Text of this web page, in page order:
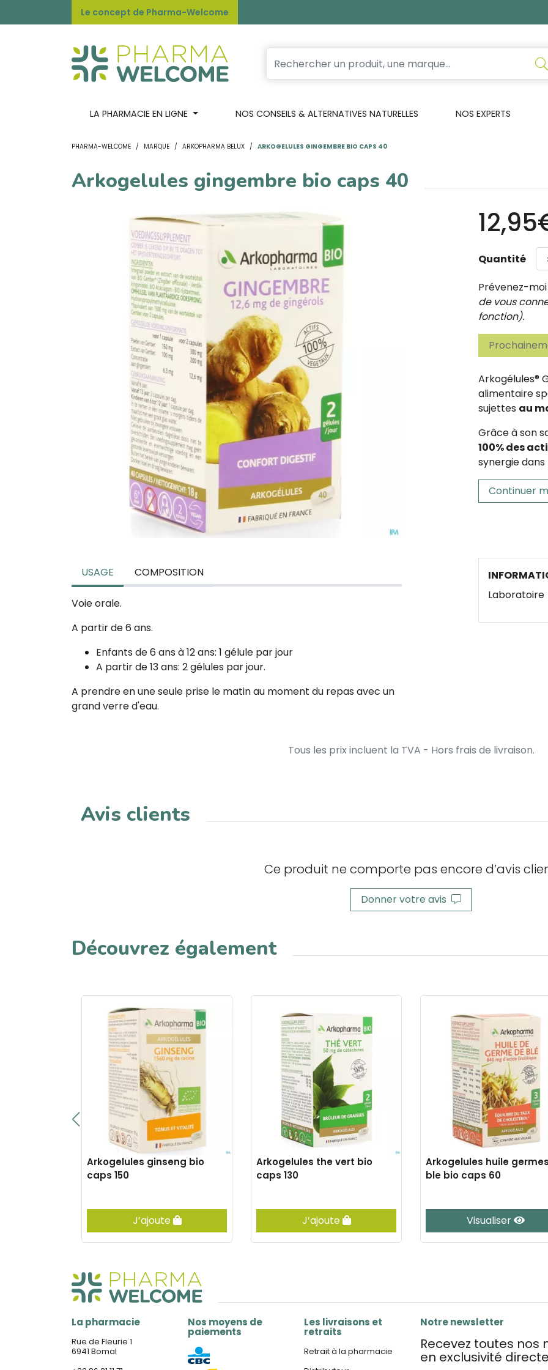
Le concept de Pharma-Welcome
LA PHARMACIE EN LIGNE NOS CONSEILS & ALTERNATIVES NATURELLES NOS EXPERTS
PHARMA-WELCOME MARQUE ARKOPHARMA BELUX ARKOGELULES GINGEMBRE BIO CAPS 40
Arkogelules gingembre bio caps 40
Quantité
Prévenez-
de vous
fonction).
Arkogélules®
alimentaire
sujettes au
Grâce à son
100% des
synergie
Continuer
USAGE COMPOSITION
Voie orale.
A partir de 6 ans.
Enfants de 6 ans à 12 ans: 1 gélule par jour
A partir de 13 ans: 2 gélules par jour.
A prendre en une seule prise le matin au moment du repas avec un
grand verre d'eau.
Laboratoire
Tous les prix incluent la TVA - Hors frais de livraison.
Avis clients
Ce produit ne comporte pas encore d’avis
Donner votre avis
Découvrez également
Arkogelules ginseng bio
caps 150
J’ajoute
Arkogelules the vert bio
caps 130
J’ajoute
Arkogelules huile
ble bio caps 60
Visualiser
La pharmacie
Rue de Fleurie 1
6941 Bomal
Nos moyens de
paiements
Les livraisons et
retraits
Retrait à la pharmacie
Notre newsletter
Recevez toutes
en exclusivité